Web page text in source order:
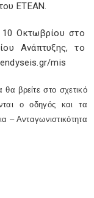
ΕΤΕΑΝ.
10 Οκτωβρίου στο
Ανάπτυξης, το
mis
θα βρείτε στο σχετικό
ο οδηγός και τα
– Ανταγωνιστικότητα